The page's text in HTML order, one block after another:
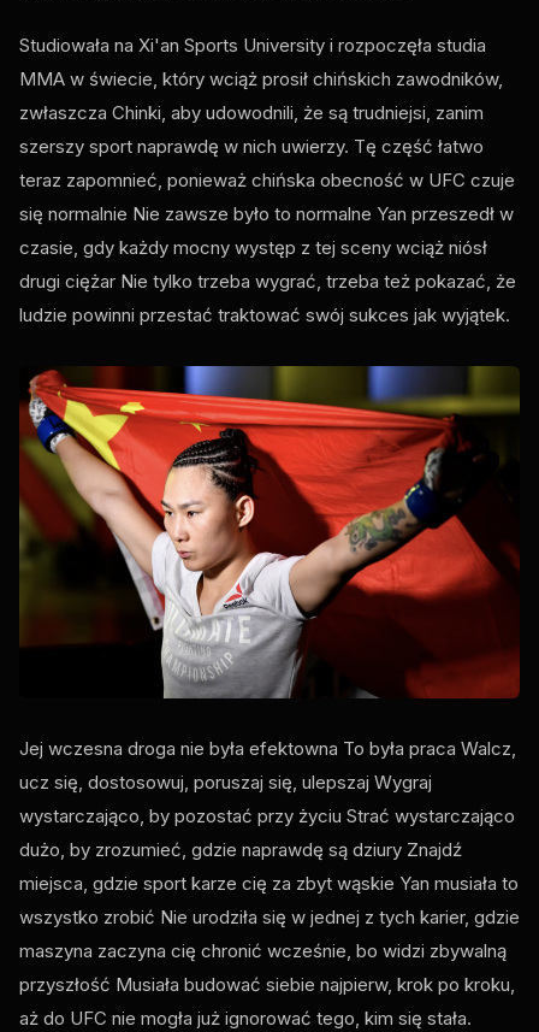
Studiowała na Xi'an Sports University i rozpoczęła studia
MMA w świecie, który wciąż prosił chińskich zawodników,
zwłaszcza Chinki, aby udowodnili, że są trudniejsi, zanim
szerszy sport naprawdę w nich uwierzy. Tę część łatwo
teraz zapomnieć, ponieważ chińska obecność w UFC czuje
się normalnie Nie zawsze było to normalne Yan przeszedł w
czasie, gdy każdy mocny występ z tej sceny wciąż niósł
drugi ciężar Nie tylko trzeba wygrać, trzeba też pokazać, że
ludzie powinni przestać traktować swój sukces jak wyjątek.
Jej wczesna droga nie była efektowna To była praca Walcz,
ucz się, dostosowuj, poruszaj się, ulepszaj Wygraj
wystarczająco, by pozostać przy życiu Strać wystarczająco
dużo, by zrozumieć, gdzie naprawdę są dziury Znajdź
miejsca, gdzie sport karze cię za zbyt wąskie Yan musiała to
wszystko zrobić Nie urodziła się w jednej z tych karier, gdzie
maszyna zaczyna cię chronić wcześnie, bo widzi zbywalną
przyszłość Musiała budować siebie najpierw, krok po kroku,
aż do UFC nie mogła już ignorować tego, kim się stała.